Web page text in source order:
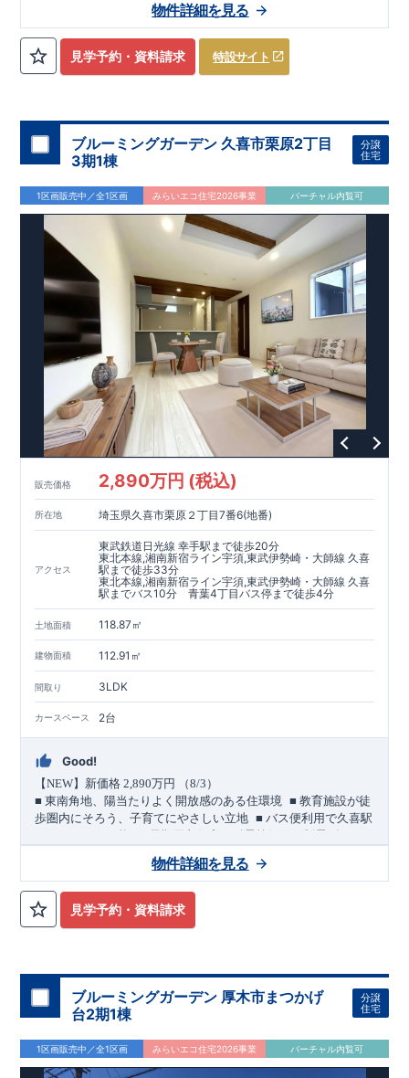
​『新桐生』駅……徒歩17分（約1360ｍ）
【学校】 ​桜木小学校……徒歩12分（約950ｍ）
徒歩23分（約1770ｍ）
されます ​住宅性能評価 地震に強い家づくり（地盤編） ​地震
に強い家づくり（建物編）
地震に強い家づくり（制震編）
【ブルーミングガーデンが選ばれる理由】
詳細ページが表示されます ​暮らしを豊かにする空間アイデア
外観デザインへのこだわり メンテナンスリフォーム
お問い合わせ​ 027-320-1238​高崎営業所（定休日：火曜日・水
営業時間／9：30～18：30
GOOD DESIGN AWARD2024 東栄住宅​は、この度2024年度
グッドデザイン賞を3プロジェクト同時受賞いたしました。
木造住宅用制震ダンパー / 東栄セーフティダンパー 地盤改
良工法 / R-Evolve パイル 宅地開発手法 / 簡単に地図から
消せる道
見学予約・資料請求 特設サイト
物件詳細を見る
ブルーミングガーデン 久喜市栗原2丁目
3期1棟
分譲
住宅
1区画販売中／全1区画 みらいエコ住宅2026事業 バーチャル内覧可
販売価格 2,890万円 (税込)
所在地 埼玉県久喜市栗原２丁目7番6(地番)
アクセス
東武鉄道日光線 幸手駅まで徒歩20分
東北本線,湘南新宿ライン宇須,東武伊勢崎・大師線 久喜
駅まで徒歩33分
東北本線,湘南新宿ライン宇須,東武伊勢崎・大師線 久喜
駅までバス10分 青葉4丁目バス停まで徒歩4分
土地面積 118.87㎡
建物面積 112.91㎡
間取り 3LDK
カースペース 2台
Good!
【NEW】新価格2,890万円 （8/3 ）
■東南角地、陽当たりよく開放感のある住環境 ​ ​■教育施設が徒
歩圏内にそろう、子育てにやさしい立地 ​ ​■バス便利用で久喜駅
■東側
い立地です。
■ カースペースは
うちインナーガレージ
10分 バス停「青葉4丁目」まで 徒歩4分
教育・公園・買物が徒歩圏内
小学校徒歩10分・中学校徒歩 8分・保育園徒歩５
本郷児童公園 徒歩２分
■買物施設 ・セブンイレブン 徒歩4分 ・マルエツ 徒歩5分・ダ
見学予約・資料請求
物件詳細を見る
ブルーミングガーデン 厚木市まつかげ
台2期1棟
分譲
住宅
1区画販売中／全1区画 みらいエコ住宅2026事業 バーチャル内覧可